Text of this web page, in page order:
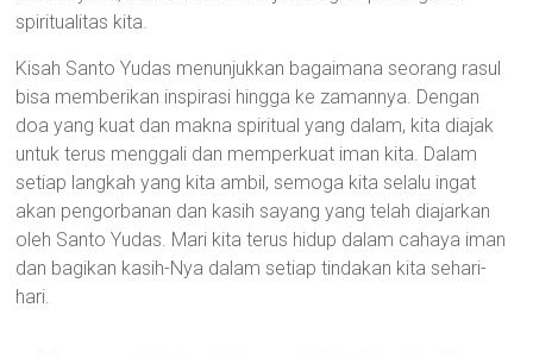
spiritualitas kita.
Kisah Santo Yudas menunjukkan bagaimana seorang rasul
bisa memberikan inspirasi hingga ke zamannya. Dengan
doa yang kuat dan makna spiritual yang dalam, kita diajak
untuk terus menggali dan memperkuat iman kita. Dalam
setiap langkah yang kita ambil, semoga kita selalu ingat
akan pengorbanan dan kasih sayang yang telah diajarkan
oleh Santo Yudas. Mari kita terus hidup dalam cahaya iman
dan bagikan kasih-Nya dalam setiap tindakan kita sehari-
hari.